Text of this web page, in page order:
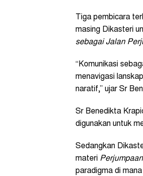
Tiga pembicara
masing Dikasteri
sebagai Jalan
“Komunikasi
menavigasi
naratif,” ujar Sr
Sr Benedikta
digunakan untuk
Sedangkan
materi
paradigma di